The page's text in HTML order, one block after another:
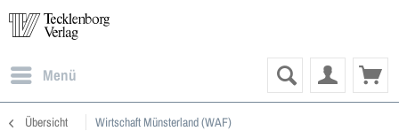
Menü
Übersicht Wirtschaft Münsterland (WAF)